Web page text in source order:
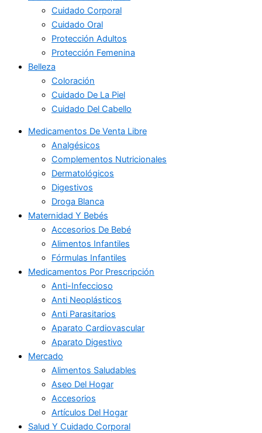
Cuidado Corporal
Cuidado Oral
Protección Adultos
Protección Femenina
Belleza
Coloración
Cuidado De La Piel
Cuidado Del Cabello
Medicamentos De Venta Libre
Analgésicos
Complementos Nutricionales
Dermatológicos
Digestivos
Droga Blanca
Maternidad Y Bebés
Accesorios De Bebé
Alimentos Infantiles
Fórmulas Infantiles
Medicamentos Por Prescripción
Anti-Infeccioso
Anti Neoplásticos
Anti Parasitarios
Aparato Cardiovascular
Aparato Digestivo
Mercado
Alimentos Saludables
Aseo Del Hogar
Accesorios
Artículos Del Hogar
Salud Y Cuidado Corporal